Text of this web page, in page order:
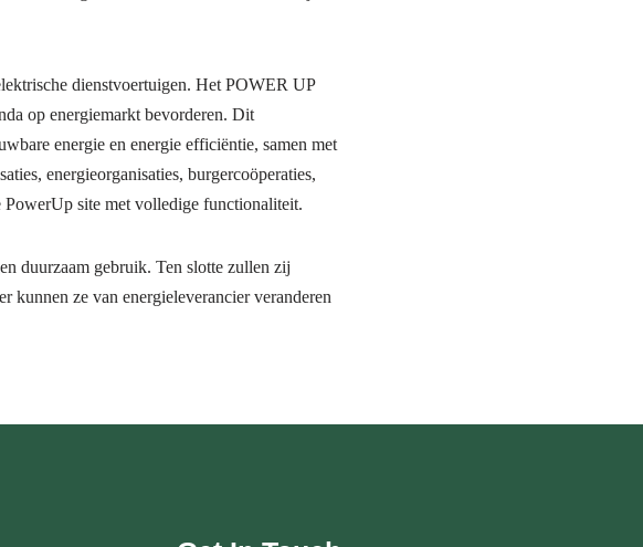
dienstvoertuigen. Het POWER UP
op energiemarkt bevorderen. Dit
energie en energie efficiëntie, samen met
energieorganisaties, burgercoöperaties,
site met volledige functionaliteit.
duurzaam gebruik. Ten slotte zullen zij
kunnen ze van energieleverancier veranderen